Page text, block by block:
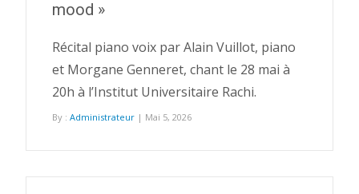
mood »
Récital piano voix par Alain Vuillot, piano
et Morgane Genneret, chant le 28 mai à
20h à l’Institut Universitaire Rachi.
By : Administrateur | Mai 5, 2026